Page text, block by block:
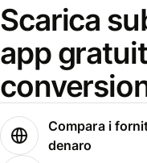
Scarica
app
Compara i
denaro